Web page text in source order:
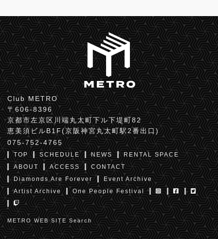
Club METRO
〒606-8396
京都市左京区川端丸太町下ル下堤町82
恵美須ビルB1F(京阪神宮丸太町駅2番出口)
075-752-4765
TOP SCHEDULE NEWS
RENTAL SPACE
ABOUT
ACCESS
CONTACT
Diamonds Are Forever
Event Archive
Artist Archive
One People Festival
METRO WEB SITE Search